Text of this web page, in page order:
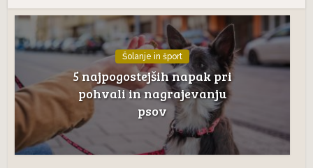
Šolanje in šport
5 najpogostejših napak pri
pohvali in nagrajevanju
psov